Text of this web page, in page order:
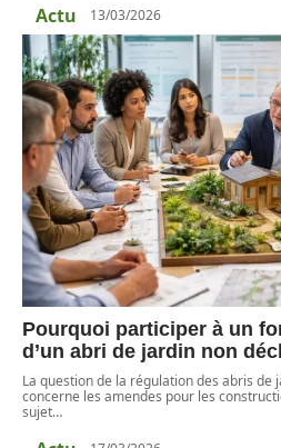
Actu 13/03/2026
Pourquoi participer à un
d’un abri de jardin non
La question de la régulation des abris de
concerne les amendes pour les
sujet…